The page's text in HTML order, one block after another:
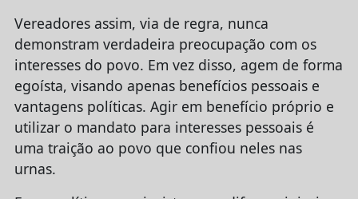
Vereadores assim, via de regra, nunca
demonstram verdadeira preocupação com os
interesses do povo. Em vez disso, agem de forma
egoísta, visando apenas benefícios pessoais e
vantagens políticas. Agir em benefício próprio e
utilizar o mandato para interesses pessoais é
uma traição ao povo que confiou neles nas
urnas.